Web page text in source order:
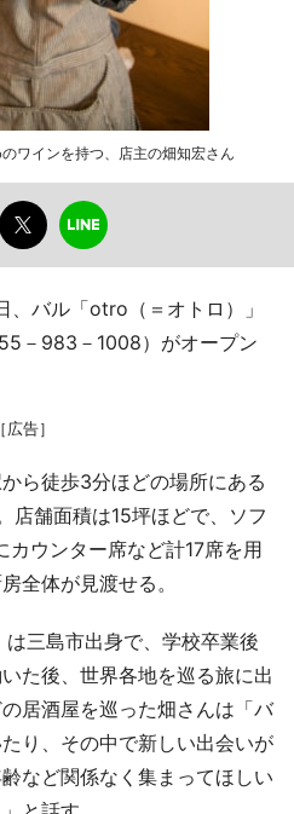
ワインを持つ、店主の畑知宏さん
バル「otro（＝オトロ）」
－983－1008）がオープン
［広告］
ら徒歩3分ほどの場所にある
店舗面積は15坪ほどで、ソフ
カウンター席など計17席を用
全体が見渡せる。
三島市出身で、学校卒業後
た後、世界各地を巡る旅に出
居酒屋を巡った畑さんは「バ
り、その中で新しい出会いが
など関係なく集まってほしい